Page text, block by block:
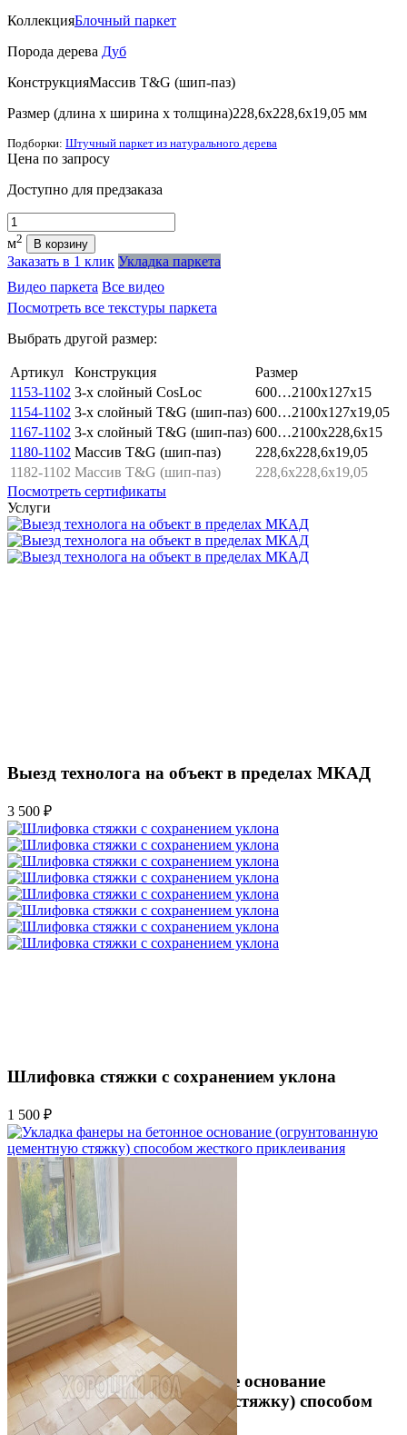
КоллекцияБлочный паркет
Порода дерева Дуб
КонструкцияМассив T&G (шип-паз)
Размер (длина х ширина х толщина)228,6х228,6х19,05 мм
Подборки: Штучный паркет из натурального дерева
Цена по запросу
Доступно для предзаказа
Количество
м2 В корзину
Заказать в 1 клик Укладка паркета
Видео паркета Все видео
Посмотреть все текстуры паркета
Выбрать другой размер:
Артикул Конструкция
Размер
1153-1102 3-х слойный CosLoc
600…2100x127x15
1154-1102 3-х слойный T&G (шип-паз) 600…2100x127x19,05
1167-1102 3-х слойный T&G (шип-паз) 600…2100x228,6x15
1180-1102 Массив T&G (шип-паз)
228,6x228,6x19,05
1182-1102 Массив T&G (шип-паз)
228,6x228,6x19,05
Посмотреть сертификаты
Услуги
Выезд технолога на объект в пределах МКАД
3 500 ₽
Шлифовка стяжки с сохранением уклона
1 500 ₽
Укладка фанеры на бетонное основание
(огрунтованную цементную стяжку) способом
жесткого приклеивания